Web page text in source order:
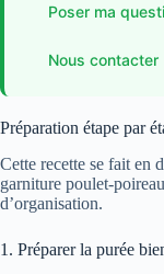
Poser ma
Nous contacter
Préparation étape par
Cette recette se fait en
garniture poulet-
d’organisation.
1. Préparer la purée